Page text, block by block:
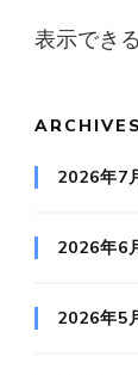
表示でき
ARCHIVES
2026年7
2026年6
2026年5